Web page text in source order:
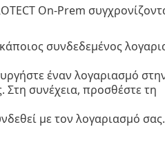
On-Prem
κάποιος συνδεδεμένος
έναν λογαριασμό
συνέχεια, προσθέστε τη
με τον λογαριασμό σας.